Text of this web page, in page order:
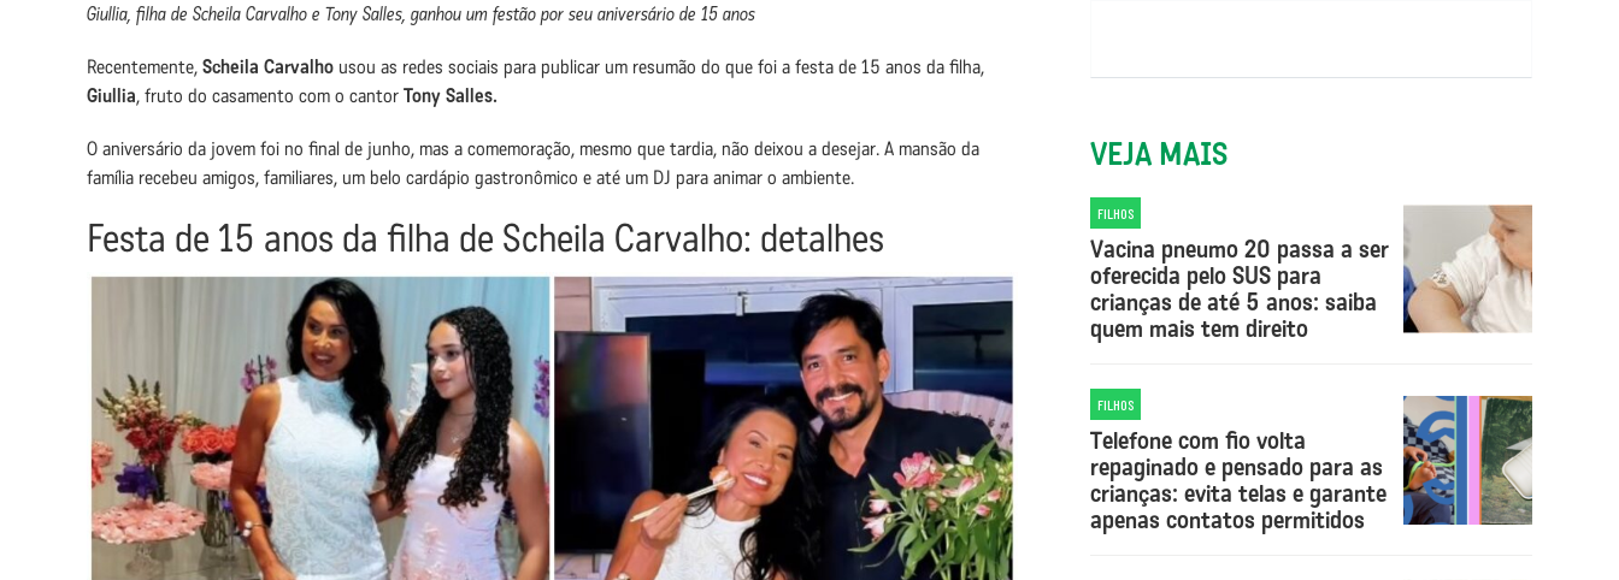
Giullia, filha de Scheila Carvalho e Tony Salles, ganhou um festão por seu aniversário de 15 anos
Recentemente, Scheila Carvalho usou as redes sociais para publicar um resumão do que foi a festa de 15 anos da filha,
Giullia, fruto do casamento com o cantor Tony Salles.
O aniversário da jovem foi no final de junho, mas a comemoração, mesmo que tardia, não deixou a desejar. A mansão da
família recebeu amigos, familiares, um belo cardápio gastronômico e até um DJ para animar o ambiente.
Festa de 15 anos da filha de Scheila Carvalho: detalhes
VEJA MAIS
FILHOS
Vacina pneumo 20 passa a ser
oferecida pelo SUS para
crianças de até 5 anos: saiba
quem mais tem direito
FILHOS
Telefone com fio volta
repaginado e pensado para as
crianças: evita telas e garante
apenas contatos permitidos